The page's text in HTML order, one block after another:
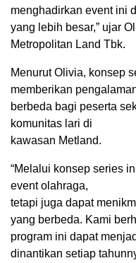
menghadirkan event ini
yang lebih besar,” ujar
Metropolitan Land Tbk.
Menurut Olivia, konsep
memberikan
berbeda bagi peserta
komunitas lari di
kawasan Metland.
“Melalui konsep series
event olahraga,
tetapi juga dapat
yang berbeda. Kami
program ini dapat
dinantikan setiap